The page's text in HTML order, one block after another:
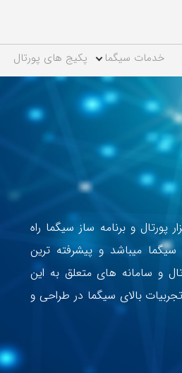
خدمات سیگما پکیج های پورتال
پورتال و برنامه ساز سیگما راه
میباشد و پیشرفته ترین
و سامانه های متعلق به این
بالای سیگما در طراحی و